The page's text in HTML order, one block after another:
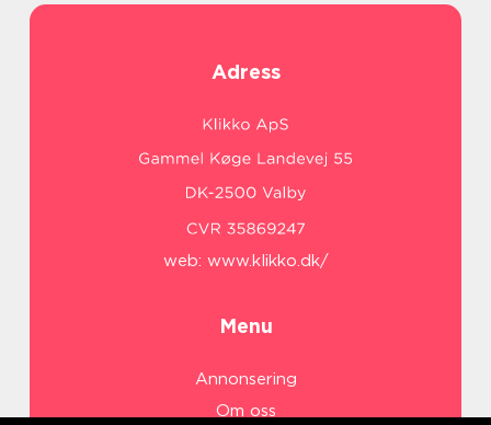
Adress
web: www.klikko.dk/
Menu
Annonsering
Om oss